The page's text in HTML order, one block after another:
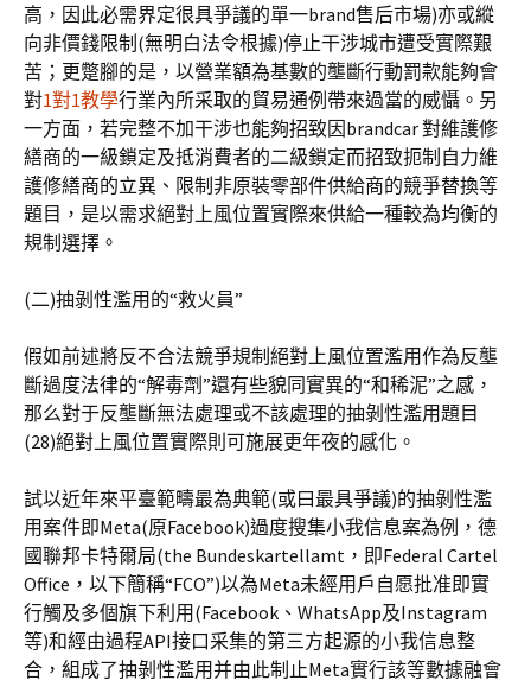
高，因此必需界定很具爭議的單一brand售后市場)亦或縱
向非價錢限制(無明白法令根據)停止干涉城市遭受實際艱
苦；更蹩腳的是，以營業額為基數的壟斷行動罰款能夠會
對1對1教學行業內所采取的貿易通例帶來過當的威懾。另
一方面，若完整不加干涉也能夠招致因brandcar 對維護修
繕商的一級鎖定及抵消費者的二級鎖定而招致扼制自力維
護修繕商的立異、限制非原裝零部件供給商的競爭替換等
題目，是以需求絕對上風位置實際來供給一種較為均衡的
規制選擇。
(二)抽剝性濫用的“救火員”
假如前述將反不合法競爭規制絕對上風位置濫用作為反壟
斷過度法律的“解毒劑”還有些貌同實異的“和稀泥”之感，
那么對于反壟斷無法處理或不該處理的抽剝性濫用題目
(28)絕對上風位置實際則可施展更年夜的感化。
試以近年來平臺範疇最為典範(或曰最具爭議)的抽剝性濫
用案件即Meta(原Facebook)過度搜集小我信息案為例，德
國聯邦卡特爾局(the Bundeskartellamt，即Federal Cartel
Office，以下簡稱“FCO”)以為Meta未經用戶自愿批准即實
行觸及多個旗下利用(Facebook、WhatsApp及Instagram
等)和經由過程API接口采集的第三方起源的小我信息整
合，組成了抽剝性濫用并由此制止Meta實行該等數據融會